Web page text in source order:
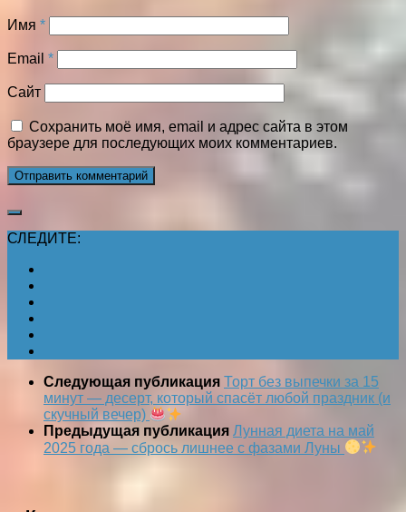
Имя *
Email *
Сайт
Сохранить моё имя, email и адрес сайта в этом
браузере для последующих моих комментариев.
СЛЕДИТЕ:
Следующая публикация Торт без выпечки за 15
минут — десерт, который спасёт любой праздник (и
скучный вечер)
Предыдущая публикация Лунная диета на май
2025 года — сбрось лишнее с фазами Луны